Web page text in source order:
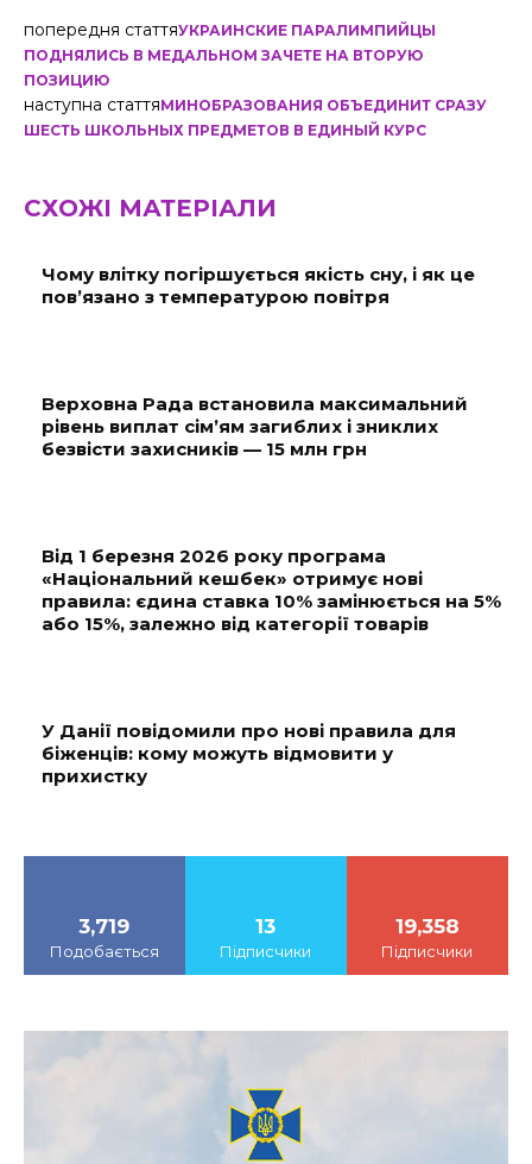
попередня статтяУКРАИНСКИЕ ПАРАЛИМПИЙЦЫ
ПОДНЯЛИСЬ В МЕДАЛЬНОМ ЗАЧЕТЕ НА ВТОРУЮ
ПОЗИЦИЮ
наступна статтяМИНОБРАЗОВАНИЯ ОБЪЕДИНИТ СРАЗУ
ШЕСТЬ ШКОЛЬНЫХ ПРЕДМЕТОВ В ЕДИНЫЙ КУРС
СХОЖІ МАТЕРІАЛИ
Чому влітку погіршується якість сну, і як це
пов’язано з температурою повітря
Верховна Рада встановила максимальний
рівень виплат сім’ям загиблих і зниклих
безвісти захисників — 15 млн грн
Від 1 березня 2026 року програма
«Національний кешбек» отримує нові
правила: єдина ставка 10% замінюється на 5%
або 15%, залежно від категорії товарів
У Данії повідомили про нові правила для
біженців: кому можуть відмовити у
прихистку
3,719
Подобається
13
Підписчики
19,358
Підписчики